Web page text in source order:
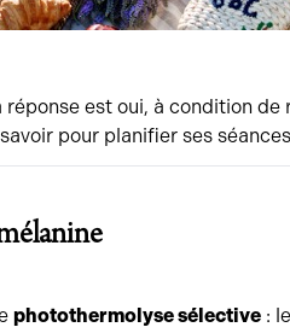
réponse est oui, à condition
pour planifier ses
photothermolyse sélective: